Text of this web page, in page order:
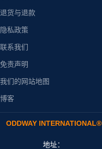
退货与退款
隐私政策
联系我们
免责声明
我们的网站地图
博客
ODDWAY INTERNATIONAL®
地址：